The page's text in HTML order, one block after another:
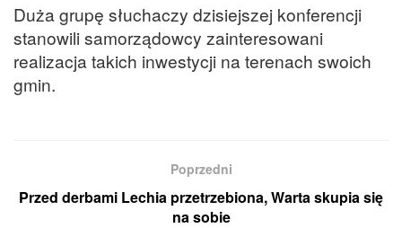
Duża grupę słuchaczy dzisiejszej konferencji
stanowili samorządowcy zainteresowani
realizacja takich inwestycji na terenach swoich
gmin.
Poprzedni
Przed derbami Lechia przetrzebiona, Warta skupia się
na sobie